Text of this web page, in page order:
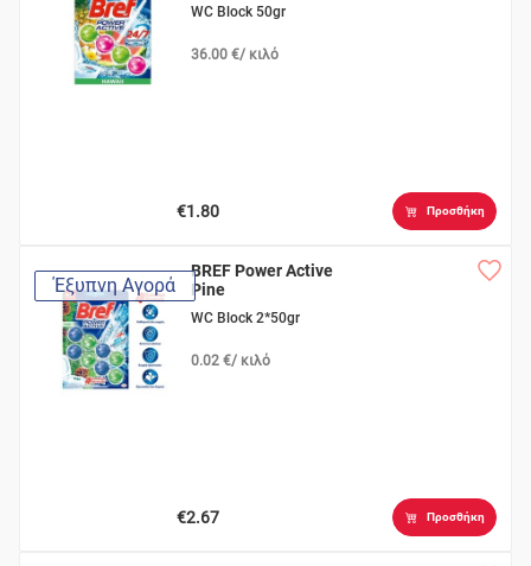
WC Block 50gr
36.00 €/ κιλό
€1.80 Προσθήκη
Έξυπνη Αγορά
BREF Power Active
Pine
WC Block 2*50gr
0.02 €/ κιλό
€2.67 Προσθήκη